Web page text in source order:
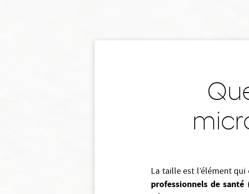
La taille est l’élément
professionnels de